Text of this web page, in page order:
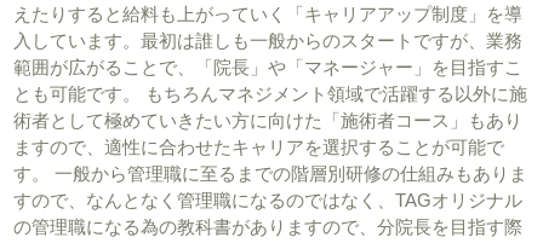
えたりすると給料も上がっていく「キャリアアップ制度」を導
入しています。最初は誰しも一般からのスタートですが、業務
範囲が広がることで、「院長」や「マネージャー」を目指すこ
とも可能です。 もちろんマネジメント領域で活躍する以外に施
術者として極めていきたい方に向けた「施術者コース」もあり
ますので、適性に合わせたキャリアを選択することが可能で
す。 一般から管理職に至るまでの階層別研修の仕組みもありま
すので、なんとなく管理職になるのではなく、TAGオリジナル
の管理職になる為の教科書がありますので、分院長を目指す際